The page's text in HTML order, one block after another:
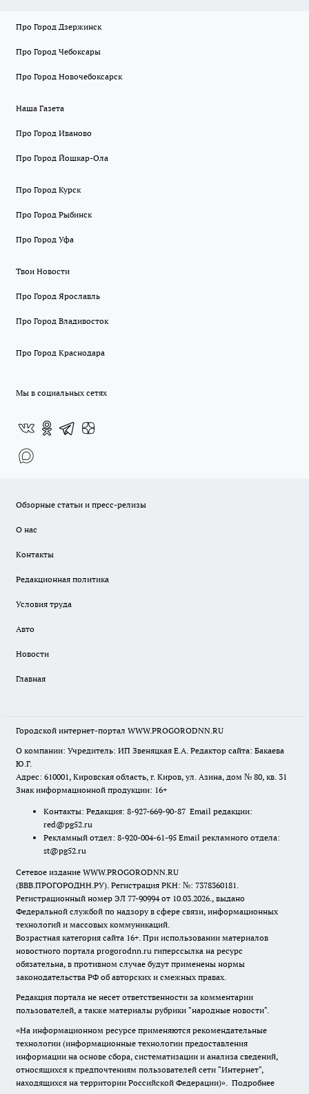
Про Город Дзержинск
Про Город Чебоксары
Про Город Новочебоксарск
Наша Газета
Про Город Иваново
Про Город Йошкар-Ола
Про Город Курск
Про Город Рыбинск
Про Город Уфа
Твои Новости
Про Город Ярославль
Про Город Владивосток
Про Город Краснодара
Мы в социальных сетях
Обзорные статьи и пресс-релизы
О нас
Контакты
Редакционная политика
Условия труда
Авто
Новости
Главная
Городской интернет-портал WWW.PROGORODNN.RU
О компании: Учредитель: ИП Звеняцкая Е.А. Редактор сайта: Бакаева
Ю.Г.
Адрес: 610001, Кировская область, г. Киров, ул. Азина, дом № 80, кв. 31
Знак информационной продукции: 16+
Контакты: Редакция: 8-927-669-90-87 Email редакции:
red@pg52.ru
Рекламный отдел: 8-920-004-61-95 Email рекламного отдела:
st@pg52.ru
Сетевое издание WWW.PROGORODNN.RU
(ВВВ.ПРОГОРОДНН.РУ). Регистрация РКН: №: 7378360181.
Регистрационный номер ЭЛ 77-90994 от 10.03.2026., выдано
Федеральной службой по надзору в сфере связи, информационных
технологий и массовых коммуникаций.
Возрастная категория сайта 16+. При использовании материалов
новостного портала progorodnn.ru гиперссылка на ресурс
обязательна, в противном случае будут применены нормы
законодательства РФ об авторских и смежных правах.
Редакция портала не несет ответственности за комментарии
пользователей, а также материалы рубрики "народные новости".
«На информационном ресурсе применяются рекомендательные
технологии (информационные технологии предоставления
информации на основе сбора, систематизации и анализа сведений,
относящихся к предпочтениям пользователей сети "Интернет",
находящихся на территории Российской Федерации)». Подробнее